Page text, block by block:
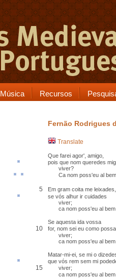
Música Recursos
Fernão Rodrigues
Translate
Que farei agor', amigo,
pois que nom queredes
viver?
Ca nom poss'eu al
5
Em gram coita me leixades,
se vós alhur ir cuidades
viver;
ca nom poss'eu al bem
Se aquesta ida vossa
10
for, nom sei eu como possa
viver;
ca nom poss'eu al bem
Matar-mi-ei, se mi o
que vós rem sem mi
15
viver;
ca nom poss'eu al bem